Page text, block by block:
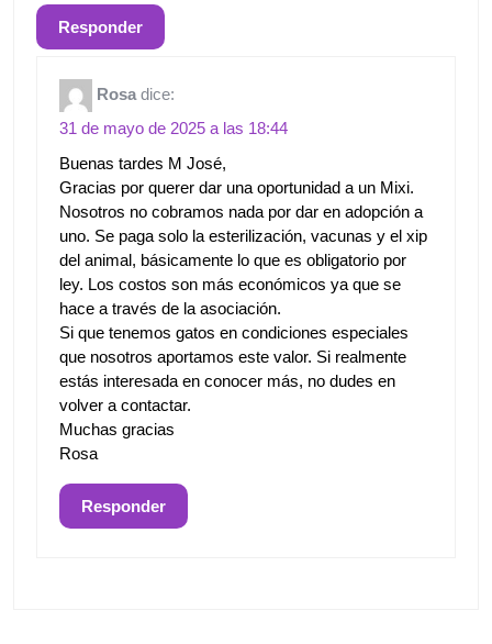
Responder
Rosa dice:
31 de mayo de 2025 a las 18:44
Buenas tardes M José,
Gracias por querer dar una oportunidad a un Mixi.
Nosotros no cobramos nada por dar en adopción a
uno. Se paga solo la esterilización, vacunas y el xip
del animal, básicamente lo que es obligatorio por
ley. Los costos son más económicos ya que se
hace a través de la asociación.
Si que tenemos gatos en condiciones especiales
que nosotros aportamos este valor. Si realmente
estás interesada en conocer más, no dudes en
volver a contactar.
Muchas gracias
Rosa
Responder